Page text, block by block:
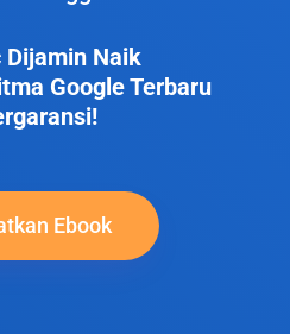
Naik
Google Terbaru
Ebook